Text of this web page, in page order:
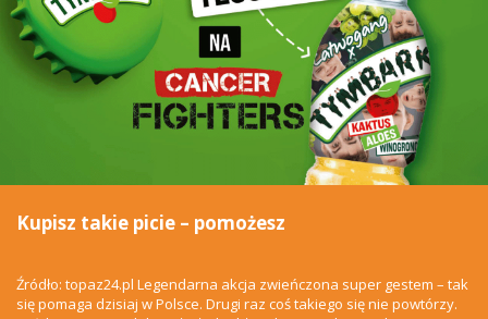
Kupisz takie picie – pomożesz
Źródło: topaz24.pl Legendarna akcja zwieńczona super gestem – tak
się pomaga dzisiaj w Polsce. Drugi raz coś takiego się nie powtórzy.